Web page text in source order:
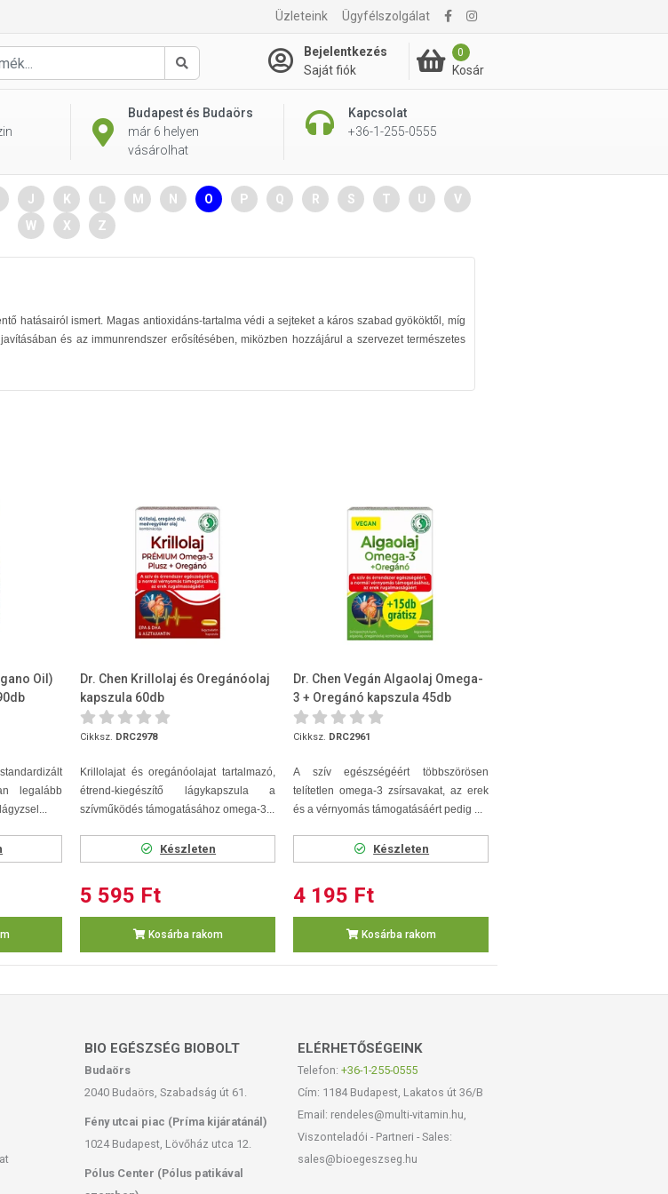
Üzleteink Ügyfélszolgálat
Keresés
Bejelentkezés
Saját fiók
0
Kosár
Budapest és Budaörs
már 6 helyen
vásárolhat
Kapcsolat
+36-1-255-0555
J K M N O P Q R S T U
V
W
X Z
hatásairól ismert. Magas antioxidáns-tartalma védi a sejteket a káros szabad gyököktől, míg
és az immunrendszer erősítésében, miközben hozzájárul a szervezet természetes
Oil)
legalább
Dr. Chen Krillolaj és Oregánóolaj
kapszula 60db
Cikksz. DRC2978
Krillolajat és oregánóolajat tartalmazó,
étrend-kiegészítő lágykapszula a
szívműködés támogatásához omega-3...
Készleten
5 595 Ft
Kosárba rakom
Dr. Chen Vegán Algaolaj Omega-
3 + Oregánó kapszula 45db
Cikksz. DRC2961
A szív egészségéért többszörösen
telítetlen omega-3 zsírsavakat, az erek
és a vérnyomás támogatásáért pedig ...
Készleten
4 195 Ft
Kosárba rakom
BIO EGÉSZSÉG BIOBOLT
Budaörs
2040 Budaörs, Szabadság út 61.
Fény utcai piac (Príma kijáratánál)
1024 Budapest, Lövőház utca 12.
Pólus Center (Pólus patikával
ELÉRHETŐSÉGEINK
Telefon: +36-1-255-0555
Cím: 1184 Budapest, Lakatos út 36/B
Email: rendeles@multi-vitamin.hu,
Viszonteladói - Partneri - Sales:
sales@bioegeszseg.hu